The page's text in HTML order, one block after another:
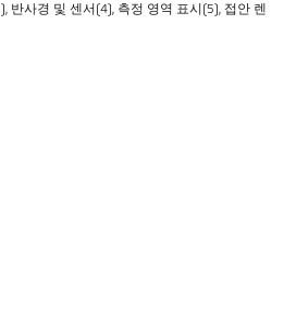
반사경 및 센서(4), 측정 영역 표시(5), 접안 렌